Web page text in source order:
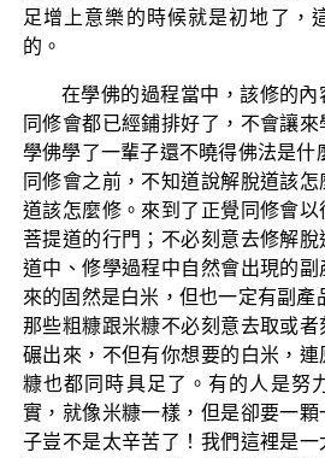
足增上意樂的時候就是初地了，
的。
在學佛的過程當中，該修的
同修會都已經鋪排好了，不會讓來
學佛學了一輩子還不曉得佛法是什
同修會之前，不知道說解脫道該
道該怎麼修。來到了正覺同修會
菩提道的行門；不必刻意去修解
道中、修學過程中自然會出現的
來的固然是白米，但也一定有副產
那些粗糠跟米糠不必刻意去取或
碾出來，不但有你想要的白米，
糠也都同時具足了。有的人是努
實，就像米糠一樣，但是卻要一
子豈不是太辛苦了！我們這裡是